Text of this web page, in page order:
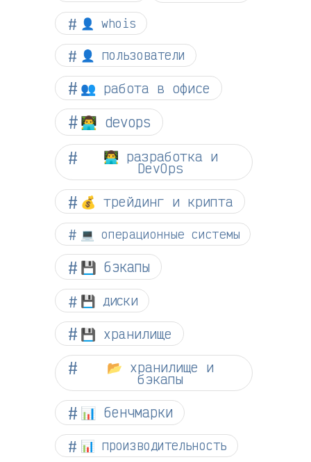
👤 whois
👤 пользователи
👥 работа в офисе
👨‍💻 devops
👨‍💻 разработка и
DevOps
💰 трейдинг и крипта
💻 операционные системы
💾 бэкапы
💾 диски
💾 хранилище
📂 хранилище и
бэкапы
📊 бенчмарки
📊 производительность